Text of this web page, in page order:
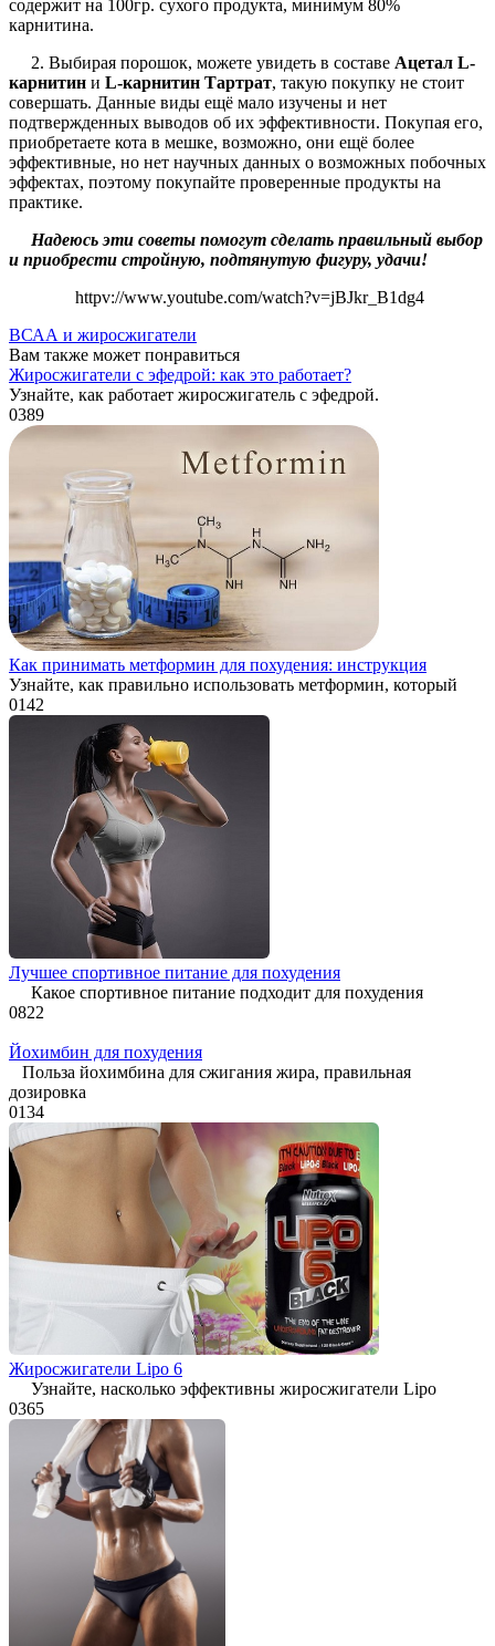
содержит на 100гр. сухого продукта, минимум 80%
карнитина.
2. Выбирая порошок, можете увидеть в составе Ацетал L-
карнитин и L-карнитин Тартрат, такую покупку не стоит
совершать. Данные виды ещё мало изучены и нет
подтвержденных выводов об их эффективности. Покупая его,
приобретаете кота в мешке, возможно, они ещё более
эффективные, но нет научных данных о возможных побочных
эффектах, поэтому покупайте проверенные продукты на
практике.
Надеюсь эти советы помогут сделать правильный выбор
и приобрести стройную, подтянутую фигуру, удачи!
httpv://www.youtube.com/watch?v=jBJkr_B1dg4
ВСАА и жиросжигатели
Вам также может понравиться
Жиросжигатели с эфедрой: как это работает?
Узнайте, как работает жиросжигатель с эфедрой.
0389
Как принимать метформин для похудения: инструкция
Узнайте, как правильно использовать метформин, который
0142
Лучшее спортивное питание для похудения
Какое спортивное питание подходит для похудения
0822
Йохимбин для похудения
Польза йохимбина для сжигания жира, правильная
дозировка
0134
Жиросжигатели Lipo 6
Узнайте, насколько эффективны жиросжигатели Lipo
0365